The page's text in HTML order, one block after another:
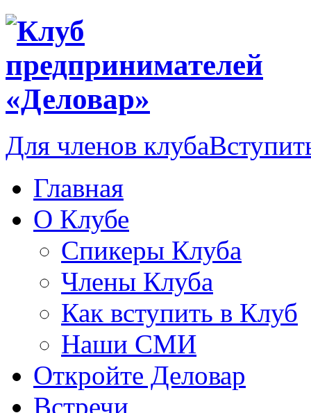
Для членов клуба
Главная
О Клубе
Спикеры Клуба
Члены Клуба
Как вступить в Клуб
Наши СМИ
Откройте Деловар
Встречи